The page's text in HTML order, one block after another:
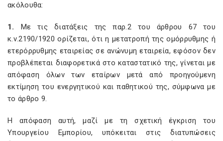
ακόλουθα:
1. Με τις διατάξεις της παρ.2 του άρθρου 67 του
κ.ν.2190/1920 ορίζεται, ότι η μετατροπή της ομόρρυθμης ή
ετερόρρυθμης εταιρείας σε ανώνυμη εταιρεία, εφόσον δεν
προβλέπεται διαφορετικά στο καταστατικό της, γίνεται με
απόφαση όλων των εταίρων μετά από προηγούμενη
εκτίμηση του ενεργητικού και παθητικού της, σύμφωνα με
το άρθρο 9.
Η απόφαση αυτή, μαζί με τη σχετική έγκριση του
Υπουργείου Εμπορίου, υπόκειται στις διατυπώσεις